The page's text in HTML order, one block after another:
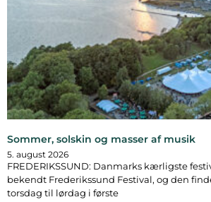
Sommer, solskin og masser af musik
5. august 2026
FREDERIKSSUND: Danmarks kærligste
bekendt Frederikssund Festival, og den
torsdag til lørdag i første